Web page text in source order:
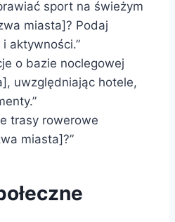
sport na świeżym
miasta]? Podaj
i aktywności.”
o bazie noclegowej
uwzględniając hotele,
trasy rowerowe
miasta]?”